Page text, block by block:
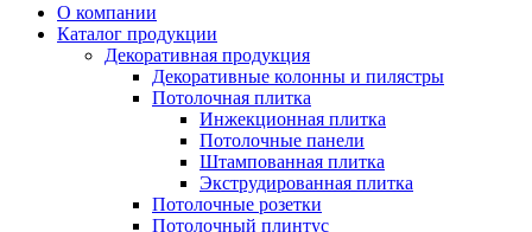
О компании
Каталог продукции
Декоративная продукция
Декоративные колонны и пилястры
Потолочная плитка
Инжекционная плитка
Потолочные панели
Штампованная плитка
Экструдированная плитка
Потолочные розетки
Потолочный плинтус